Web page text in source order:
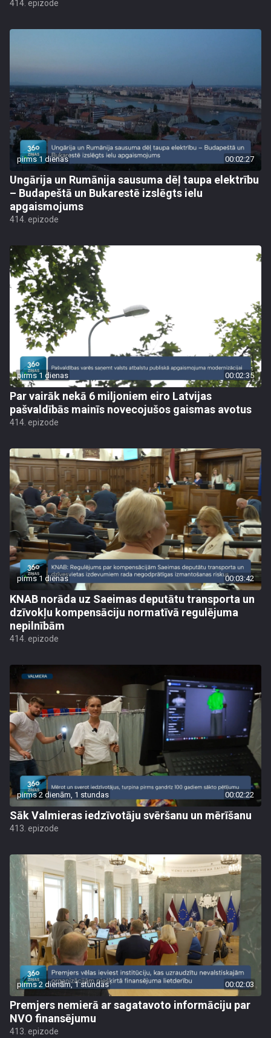
414. epizode
pirms 1 dienas 00:02:27
Ungārija un Rumānija sausuma dēļ taupa elektrību
– Budapeštā un Bukarestē izslēgts ielu
apgaismojums
414. epizode
pirms 1 dienas 00:02:35
Par vairāk nekā 6 miljoniem eiro Latvijas
pašvaldībās mainīs novecojušos gaismas avotus
414. epizode
pirms 1 dienas 00:03:42
KNAB norāda uz Saeimas deputātu transporta un
dzīvokļu kompensāciju normatīvā regulējuma
nepilnībām
414. epizode
pirms 2 dienām, 1 stundas 00:02:22
Sāk Valmieras iedzīvotāju svēršanu un mērīšanu
413. epizode
pirms 2 dienām, 1 stundas 00:02:03
Premjers nemierā ar sagatavoto informāciju par
NVO finansējumu
413. epizode